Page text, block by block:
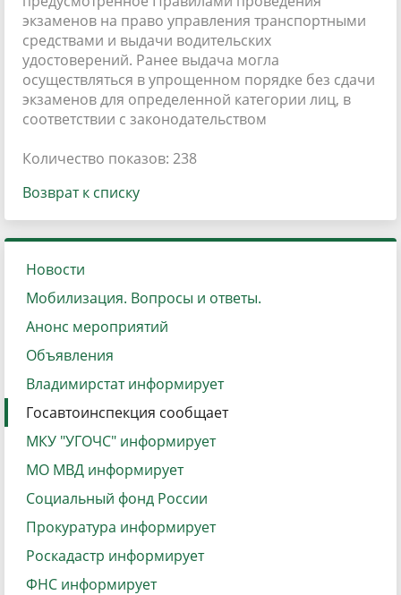
экзаменов на право управления транспортными
средствами и выдачи водительских
удостоверений. Ранее выдача могла
осуществляться в упрощенном порядке без сдачи
экзаменов для определенной категории лиц, в
соответствии с законодательством
Количество показов: 238
Возврат к списку
Новости
Мобилизация. Вопросы и ответы.
Анонс мероприятий
Объявления
Владимирстат информирует
Госавтоинспекция сообщает
МКУ "УГОЧС" информирует
МО МВД информирует
Социальный фонд России
Прокуратура информирует
Роскадастр информирует
ФНС информирует